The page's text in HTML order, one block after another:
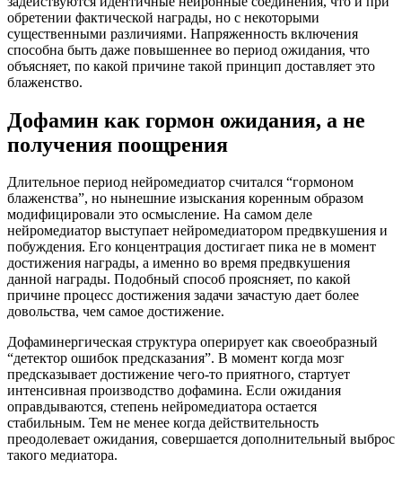
обретении фактической награды, но с некоторыми
существенными различиями. Напряженность включения
способна быть даже повышеннее во период ожидания, что
объясняет, по какой причине такой принцип доставляет это
блаженство.
Дофамин как гормон ожидания, а не
получения поощрения
Длительное период нейромедиатор считался “гормоном
блаженства”, но нынешние изыскания коренным образом
модифицировали это осмысление. На самом деле
нейромедиатор выступает нейромедиатором предвкушения и
побуждения. Его концентрация достигает пика не в момент
достижения награды, а именно во время предвкушения
данной награды. Подобный способ проясняет, по какой
причине процесс достижения задачи зачастую дает более
довольства, чем самое достижение.
Дофаминергическая структура оперирует как своеобразный
“детектор ошибок предсказания”. В момент когда мозг
предсказывает достижение чего-то приятного, стартует
интенсивная производство дофамина. Если ожидания
оправдываются, степень нейромедиатора остается
стабильным. Тем не менее когда действительность
преодолевает ожидания, совершается дополнительный выброс
такого медиатора.